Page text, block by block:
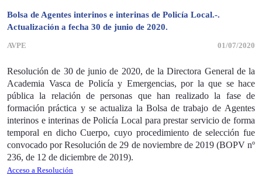
Bolsa de Agentes interinos e interinas de Policía Local.-.
Actualización a fecha 30 de junio de 2020.
AVPE 01/07/2020
Resolución de 30 de junio de 2020, de la Directora General de la
Academia Vasca de Policía y Emergencias, por la que se hace
pública la relación de personas que han realizado la fase de
formación práctica y se actualiza la Bolsa de trabajo de Agentes
interinos e interinas de Policía Local para prestar servicio de forma
temporal en dicho Cuerpo, cuyo procedimiento de selección fue
convocado por Resolución de 29 de noviembre de 2019 (BOPV nº
236, de 12 de diciembre de 2019).
Acceso a Resolución